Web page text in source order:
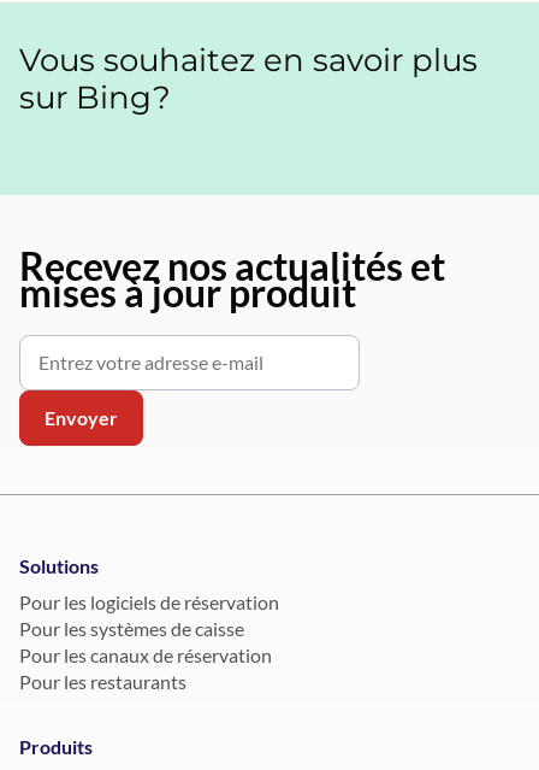
Vous souhaitez en savoir plus
sur Bing?
Recevez nos actualités et
mises à jour produit
Solutions
Pour les logiciels de réservation
Pour les systèmes de caisse
Pour les canaux de réservation
Pour les restaurants
Produits